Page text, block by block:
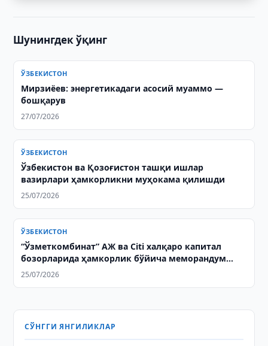
Шунингдек ўқинг
ЎЗБЕКИСТОН
Мирзиёев: энергетикадаги асосий муаммо —
бошқарув
27/07/2026
ЎЗБЕКИСТОН
Ўзбекистон ва Қозоғистон ташқи ишлар
вазирлари ҳамкорликни муҳокама қилишди
25/07/2026
ЎЗБЕКИСТОН
“Ўзметкомбинат” АЖ ва Citi халқаро капитал
бозорларида ҳамкорлик бўйича меморандум
имзолади
25/07/2026
СЎНГГИ ЯНГИЛИКЛАР